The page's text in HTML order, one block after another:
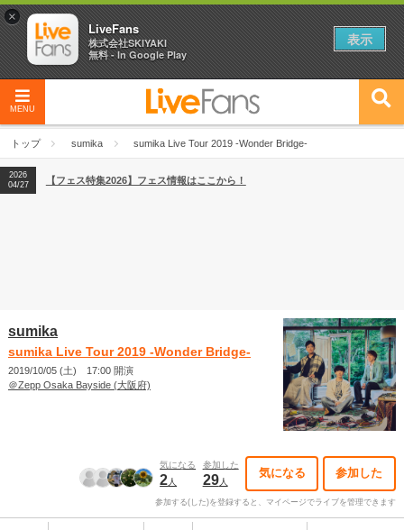
MENU
トップ sumika sumika Live Tour 2019 -Wonder Bridge-
2026
04/27
2026
【ライブ動員ランキング】2026年上半期編発表！
2026
04/27
【フェス特集2026】フェス情報はここから！
sumika
sumika Live Tour 2019 -Wonder Bridge-
2019/10/05 (土) 17:00 開演
＠Zepp Osaka Bayside (大阪府)
気になる
2人
参加した
29人
気になる 参加した
参加する(した)を登録すると、マイページでライブを管理できます
×
LiveFans
株式会社SKIYAKI
無料 - In Google Play
表示